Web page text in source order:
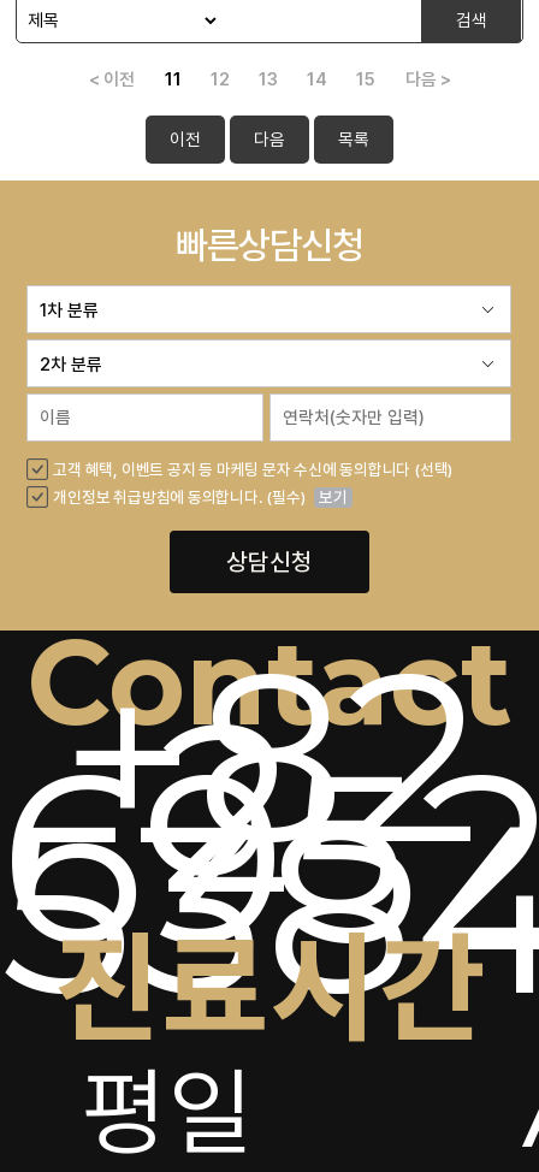
검색
< 이전 11 12 13 14 15 다음 >
이전 다음 목록
빠른상담신청
고객 혜택, 이벤트 공지 등 마케팅 문자 수신에 동의합니다 (선택)
개인정보 취급방침에 동의합니다. (필수)
보기
상담신청
Contact
+82
2-
진료시간
평일